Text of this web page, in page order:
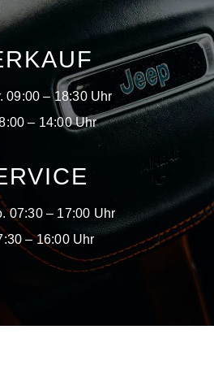
09:00 – 18:30 Uhr
– 14:00 Uhr
07:30 – 17:00 Uhr
– 16:00 Uhr